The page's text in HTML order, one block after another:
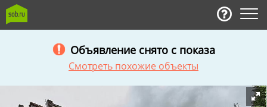
Объявление снято с показа
Смотреть похожие объекты